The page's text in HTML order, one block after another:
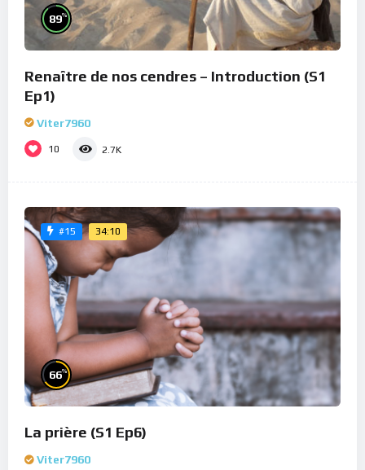
89%
Renaître de nos cendres – Introduction (S1
Ep1)
Viter7960
10 2.7K
#15 34:10
66%
La prière (S1 Ep6)
Viter7960